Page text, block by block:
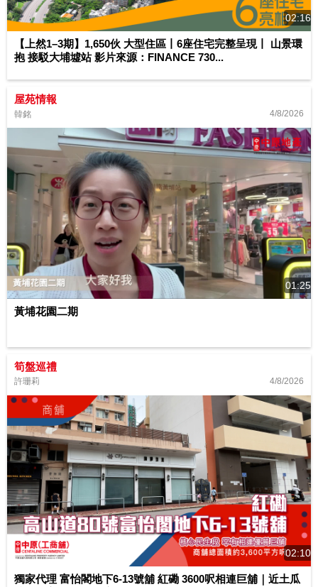
02:16
【上然1–3期】1,650伙 大型住區丨6座住宅完整呈現丨 山景環
抱 接駁大埔墟站 影片來源：FINANCE 730...
屋苑情報
韓銘 4/8/2026
01:25
黃埔花園二期
筍盤巡禮
許珊莉 4/8/2026
02:10
獨家代理 富怡閣地下6-13號舖 紅磡 3600呎相連巨舖｜近土瓜